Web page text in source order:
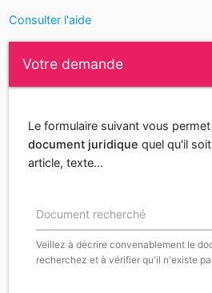
Consulter l'aide
Votre demande
Le formulaire suivant vous
document juridique quel qu'il
article, texte...
Document recherché
Veillez à décrire convenablement le
recherchez et à vérifier qu'il n'existe